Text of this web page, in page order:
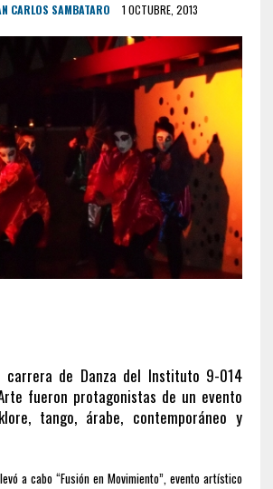
CARLOS SAMBATARO 1 OCTUBRE, 2013
carrera de Danza del Instituto 9-014
fueron protagonistas de un evento
tango, árabe, contemporáneo y
a cabo “Fusión en Movimiento”, evento artístico